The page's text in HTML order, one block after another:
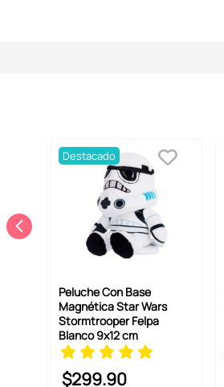
Destacado
Peluche Con Base
Magnética Star Wars
Stormtrooper Felpa
Blanco 9x12 cm
$299.90